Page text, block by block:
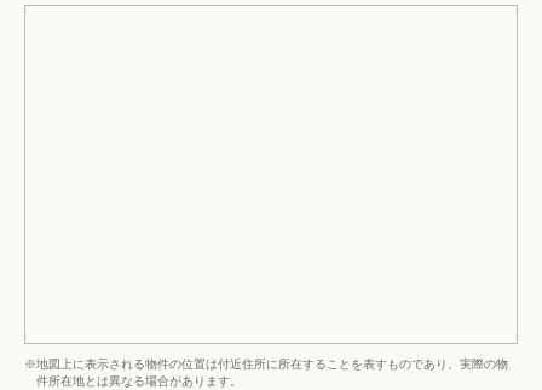
※地図上に表示される物件の位置は付近住所に所在することを表すものであり、実際の物
件所在地とは異なる場合があります。